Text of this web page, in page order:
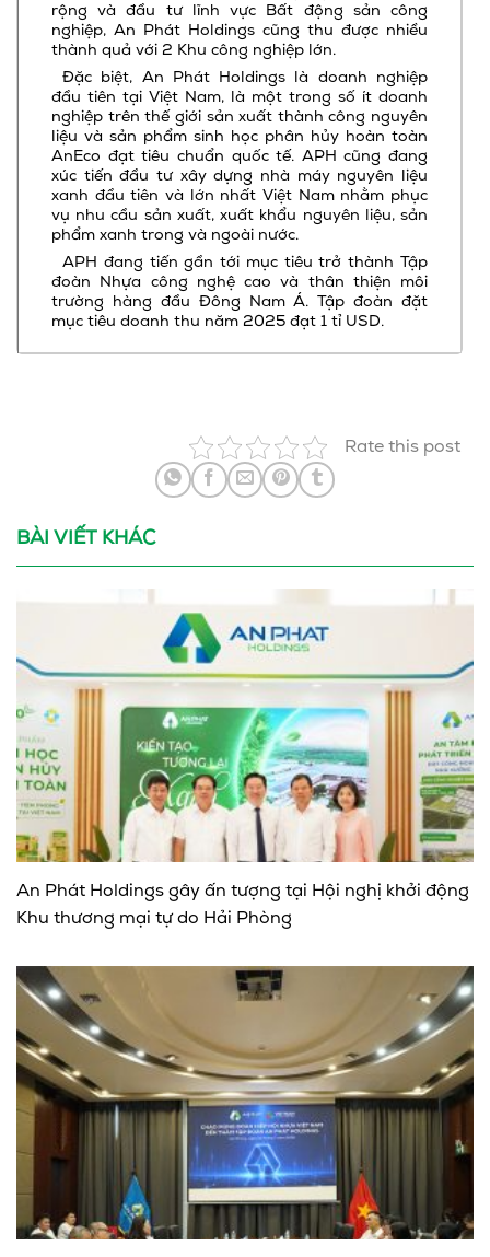
rộng và đầu tư lĩnh vực Bất động sản công
nghiệp, An Phát Holdings cũng thu được nhiều
thành quả với 2 Khu công nghiệp lớn.
Đặc biệt, An Phát Holdings là doanh nghiệp
đầu tiên tại Việt Nam, là một trong số ít doanh
nghiệp trên thế giới sản xuất thành công nguyên
liệu và sản phẩm sinh học phân hủy hoàn toàn
AnEco đạt tiêu chuẩn quốc tế. APH cũng đang
xúc tiến đầu tư xây dựng nhà máy nguyên liệu
xanh đầu tiên và lớn nhất Việt Nam nhằm phục
vụ nhu cầu sản xuất, xuất khẩu nguyên liệu, sản
phẩm xanh trong và ngoài nước.
APH đang tiến gần tới mục tiêu trở thành Tập
đoàn Nhựa công nghệ cao và thân thiện môi
trường hàng đầu Đông Nam Á. Tập đoàn đặt
mục tiêu doanh thu năm 2025 đạt 1 tỉ USD.
Rate this post
BÀI VIẾT KHÁC
An Phát Holdings gây ấn tượng tại Hội nghị khởi động
Khu thương mại tự do Hải Phòng